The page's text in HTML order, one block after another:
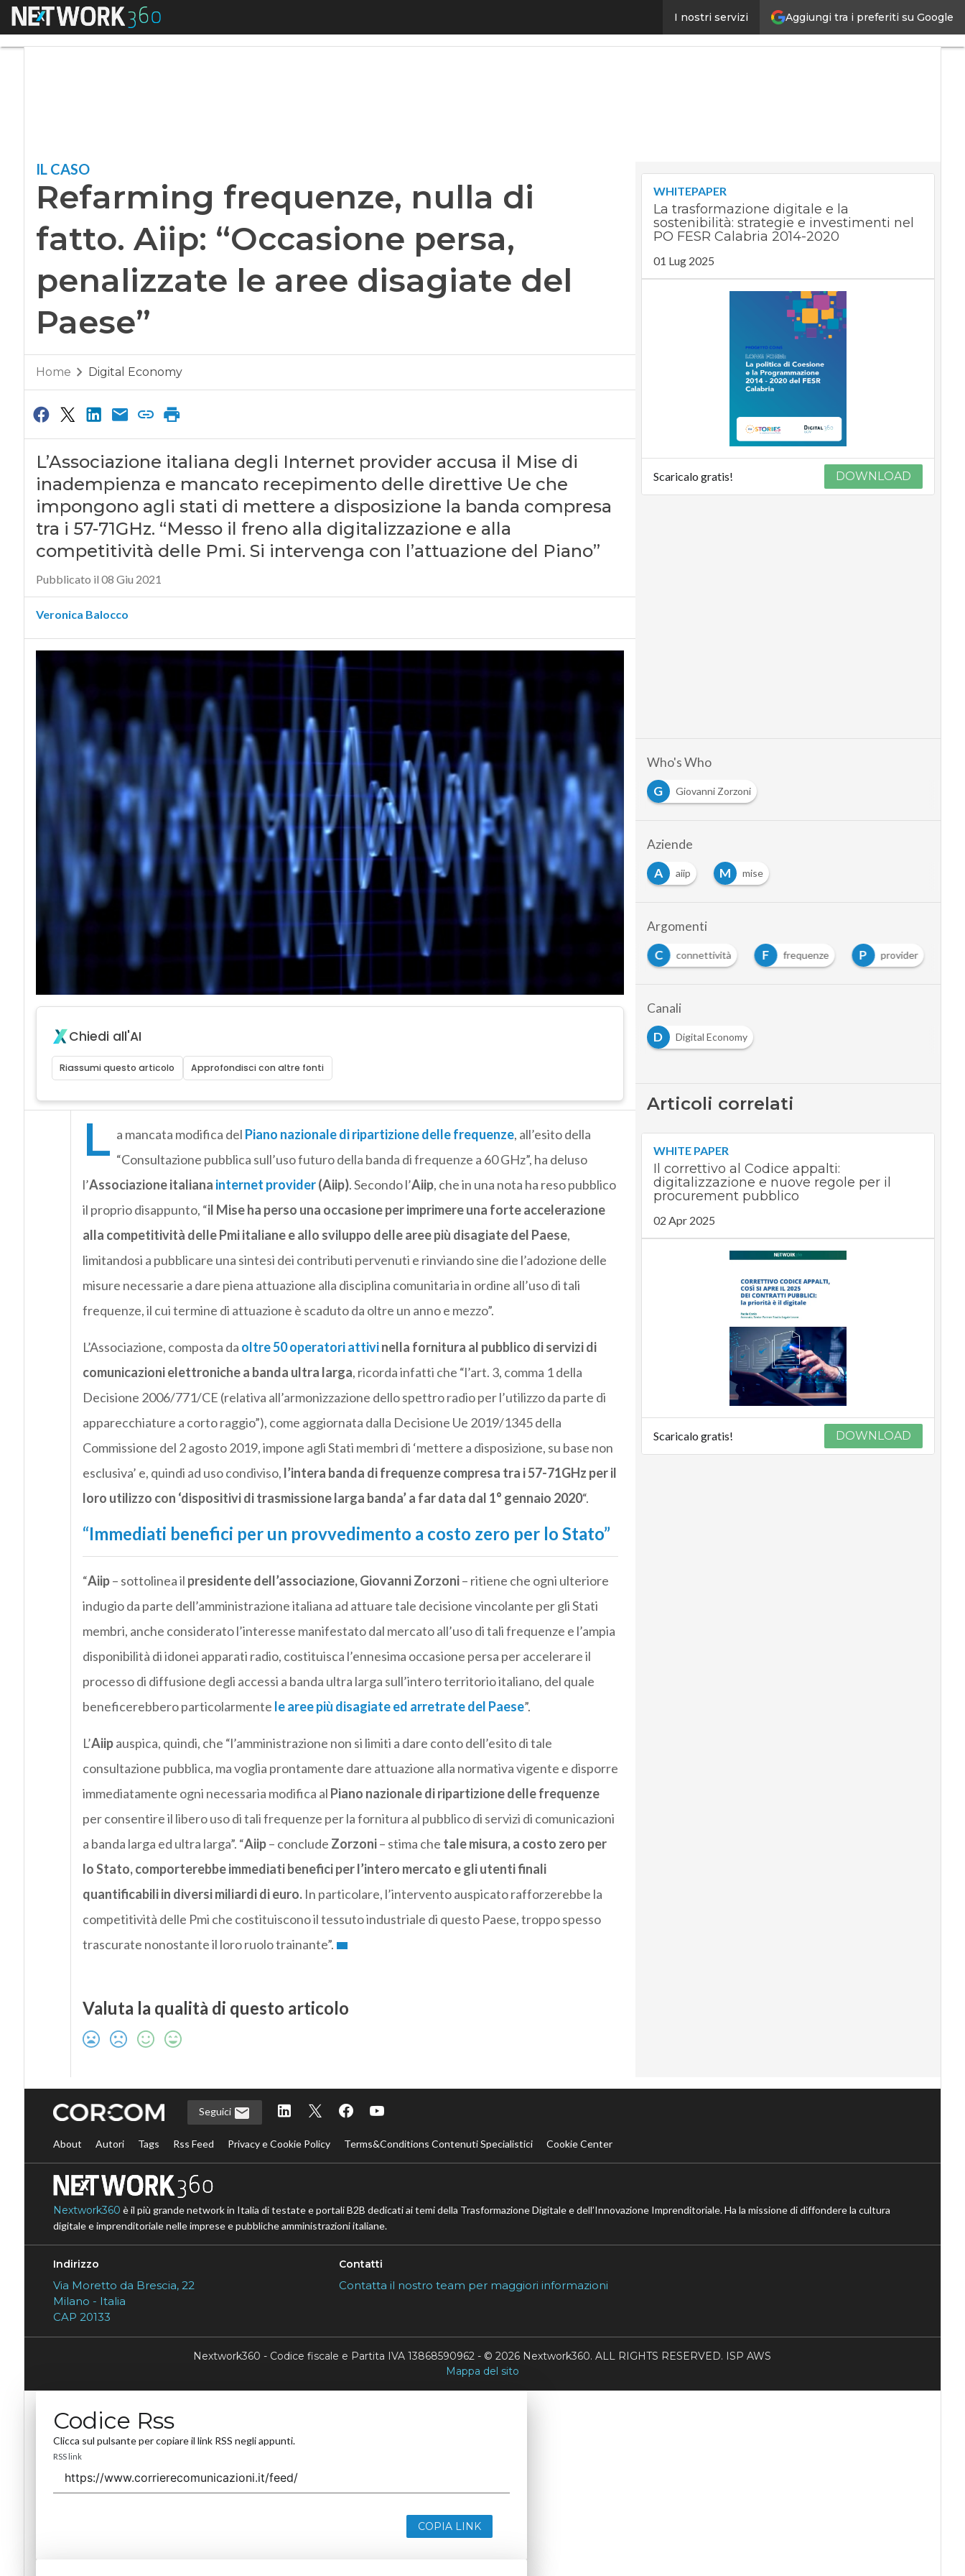
Aggiungi tra i preferiti su Google
I nostri servizi
Menu Refarming frequenze, nulla di fatto. Aiip: “Occasione persa, penalizzate le aree disagiate del Paese”Ultimi
articoli
Digital
artificiale
Videointerviste
Podcast
IL CASO
Refarming frequenze, nulla di
fatto. Aiip: “Occasione persa,
penalizzate le aree disagiate del
Paese”
Home Digital Economy
L’Associazione italiana degli Internet provider accusa il Mise di
inadempienza e mancato recepimento delle direttive Ue che
impongono agli stati di mettere a disposizione la banda compresa
tra i 57-71GHz. “Messo il freno alla digitalizzazione e alla
competitività delle Pmi. Si intervenga con l’attuazione del Piano”
Pubblicato il 08 Giu 2021
Veronica Balocco
Chiedi all'AI
Riassumi questo articolo Approfondisci con altre fonti
L a mancata modifica del Piano nazionale di ripartizione delle frequenze, all’esito della
“Consultazione pubblica sull’uso futuro della banda di frequenze a 60 GHz”, ha deluso
l’Associazione italiana internet provider(Aiip). Secondo l’Aiip, che in una nota ha reso pubblico
il proprio disappunto, “il Mise ha perso una occasione per imprimere una forte accelerazione
alla competitività delle Pmi italiane e allo sviluppo delle aree più disagiate del Paese,
limitandosi a pubblicare una sintesi dei contributi pervenuti e rinviando sine die l’adozione delle
misure necessarie a dare piena attuazione alla disciplina comunitaria in ordine all’uso di tali
frequenze, il cui termine di attuazione è scaduto da oltre un anno e mezzo”.
L’Associazione, composta da oltre 50 operatori attivinella fornitura al pubblico di servizi di
comunicazioni elettroniche a banda ultra larga, ricorda infatti che “l’art. 3, comma 1 della
Decisione 2006/771/CE (relativa all’armonizzazione dello spettro radio per l’utilizzo da parte di
apparecchiature a corto raggio”), come aggiornata dalla Decisione Ue 2019/1345 della
Commissione del 2 agosto 2019, impone agli Stati membri di ‘mettere a disposizione, su base non
esclusiva’ e, quindi ad uso condiviso, l’intera banda di frequenze compresa tra i 57-71GHz per il
loro utilizzo con ‘dispositivi di trasmissione larga banda’ a far data dal 1° gennaio 2020“.
“Immediati benefici per un provvedimento a costo zero per lo Stato”
“Aiip– sottolinea il presidente dell’associazione, Giovanni Zorzoni– ritiene che ogni ulteriore
indugio da parte dell’amministrazione italiana ad attuare tale decisione vincolante per gli Stati
membri, anche considerato l’interesse manifestato dal mercato all’uso di tali frequenze e l’ampia
disponibilità di idonei apparati radio, costituisca l’ennesima occasione persa per accelerare il
processo di diffusione degli accessi a banda ultra larga sull’intero territorio italiano, del quale
beneficerebbero particolarmente le aree più disagiate ed arretrate del Paese”.
L’Aiipauspica, quindi, che “l’amministrazione non si limiti a dare conto dell’esito di tale
consultazione pubblica, ma voglia prontamente dare attuazione alla normativa vigente e disporre
immediatamente ogni necessaria modifica al Piano nazionale di ripartizione delle frequenze
per consentire il libero uso di tali frequenze per la fornitura al pubblico di servizi di comunicazioni
a banda larga ed ultra larga”. “Aiip– conclude Zorzoni– stima che tale misura, a costo zero per
lo Stato, comporterebbe immediati benefici per l’intero mercato e gli utenti finali
quantificabili in diversi miliardi di euro.In particolare, l’intervento auspicato rafforzerebbe la
competitività delle Pmi che costituiscono il tessuto industriale di questo Paese, troppo spesso
trascurate nonostante il loro ruolo trainante”.
Valuta la qualità di questo articolo
WHITEPAPER
La trasformazione digitale e la
sostenibilità: strategie e investimenti nel
PO FESR Calabria 2014-2020
01 Lug 2025
Scaricalo gratis! DOWNLOAD
Who's Who
G
Giovanni Zorzoni
Aziende
A
aiip M mise
Argomenti
C connettività F frequenze P provider
Canali
D
Digital Economy
Articoli correlati
WHITE PAPER
Il correttivo al Codice appalti:
digitalizzazione e nuove regole per il
procurement pubblico
02 Apr 2025
Scaricalo gratis! DOWNLOAD
Seguici
About Autori Tags Rss Feed Privacy e Cookie Policy Terms&Conditions Contenuti Specialistici Cookie Center
Nextwork360 è il più grande network in Italia di testate e portali B2B dedicati ai temi della Trasformazione Digitale e dell’Innovazione Imprenditoriale. Ha la missione di diffondere la cultura
digitale e imprenditoriale nelle imprese e pubbliche amministrazioni italiane.
Indirizzo
Via Moretto da Brescia, 22
Milano - Italia
CAP 20133
Contatti
Contatta il nostro team per maggiori informazioni
Nextwork360 - Codice fiscale e Partita IVA 13868590962 - © 2026 Nextwork360. ALL RIGHTS RESERVED. ISP AWS
Mappa del sito
Codice Rss
Clicca sul pulsante per copiare il link RSS negli appunti.
RSS link
COPIA LINK